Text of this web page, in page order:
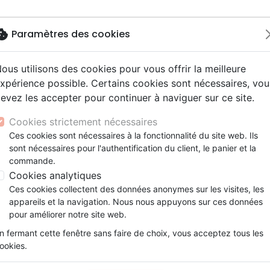
NouveautésBibles
Testaments
Etude biblique
Segond 21
Segond
NEG
Livres
Bandes dessinées
Famille, couple
Souffrance, Relation d'aide
Santé
eBooks
Couple
Découverte de la foi
Méditations
Souffrance, Relation d'aide
Psychologie
ans
Adolescents, jeunes
Bibles jeunesse
Latino, Folk
Soul
Rap, Hip-hop
Instrumental
Louange, Adoration
Hardrock, Métal
animés
conférences
Films, fiction
Documentaires, reportages
Jeux
Accessoires de Bible
Papeterie
histoire - 140 histoires pour enfants de la Genèse
Ma Bible raconte une
140 histoires pour enfants de la
Auteur :Nicholas Thomas Wright |
RéférenceEXL0519 EAN9782755005196
Description
La grande histoire du projet de
pour toi
Paramètres des cookies
utilisons des cookies pour vous offrir la meilleure
possible. Certains cookies sont nécessaires,
les accepter pour continuer à naviguer sur ce site.
Cookies strictement nécessaires
Ces cookies sont nécessaires à la fonctionnalité du site web. Ils
sont nécessaires pour l'authentification du client, le panier et la
commande.
Cookies analytiques
Ces cookies collectent des données anonymes sur les visites, les
appareils et la navigation. Nous nous appuyons sur ces données
pour améliorer notre site web.
fermant cette fenêtre sans faire de choix, vous acceptez tous les